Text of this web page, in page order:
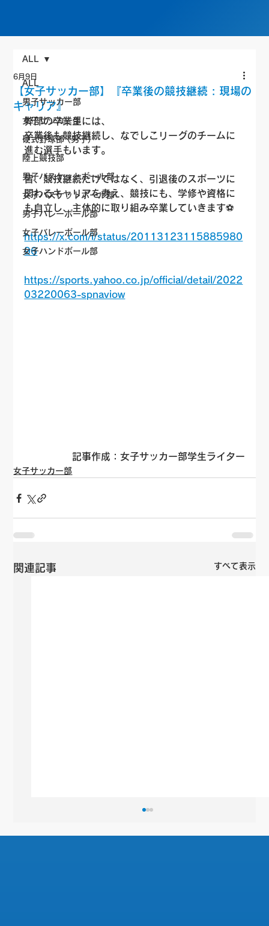
ALL
男子サッカー部
女子サッカー部
硬式野球部 (男子)
陸上競技部
男子バスケットボール部
女子バスケットボール部
男子バレーボール部
女子バレーボール部
女子ハンドボール部
ALL
【女子サッカー部】『卒業後の競技継続 : 現場の
キャリア』
6月9日
弊部の卒業生には、
卒業後も競技継続し、なでしこリーグのチームに
進む選手もいます。
皆、競技継続だけではなく、引退後のスポーツに
関わるキャリアを考え、競技にも、学修や資格に
も自立し、主体的に取り組み卒業していきます⚽
https://x.com/i/status/20113123115885980
96
https://sports.yahoo.co.jp/official/detail/2022
03220063-spnaviow
記事作成：女子サッカー部学生ライター
女子サッカー部
関連記事 すべて表示